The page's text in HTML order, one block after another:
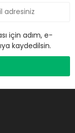
için adım, e-
kaydedilsin.